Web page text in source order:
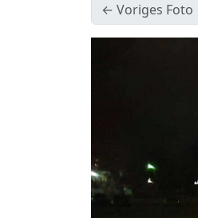
← Voriges Foto